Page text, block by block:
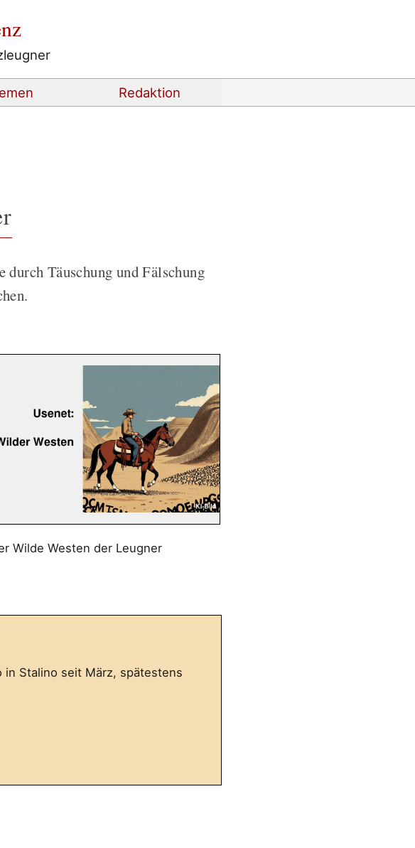
Redaktion
Täuschung und Fälschung
Wilde Westen der Leugner
Stalino seit März, spätestens